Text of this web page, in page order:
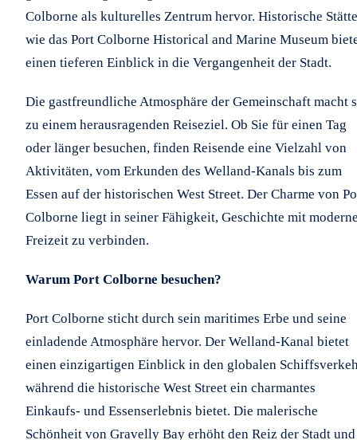
Colborne als kulturelles Zentrum hervor. Historische
wie das Port Colborne Historical and Marine Museum
einen tieferen Einblick in die Vergangenheit der Stadt.
Die gastfreundliche Atmosphäre der Gemeinschaft macht
zu einem herausragenden Reiseziel. Ob Sie für einen Tag
oder länger besuchen, finden Reisende eine Vielzahl von
Aktivitäten, vom Erkunden des Welland-Kanals bis zum
Essen auf der historischen West Street. Der Charme von
Colborne liegt in seiner Fähigkeit, Geschichte mit
Freizeit zu verbinden.
Warum Port Colborne besuchen?
Port Colborne sticht durch sein maritimes Erbe und seine
einladende Atmosphäre hervor. Der Welland-Kanal bietet
einen einzigartigen Einblick in den globalen
während die historische West Street ein charmantes
Einkaufs- und Essenserlebnis bietet. Die malerische
Schönheit von Gravelly Bay erhöht den Reiz der Stadt und